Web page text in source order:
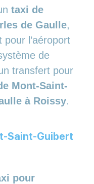
taxi de
de Gaulle,
l’aéroport
de
transfert pour
Mont-Saint-
à Roissy.
Saint-Guibert
pour